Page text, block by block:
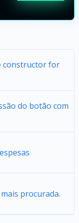
constructor for
do botão com
procurada.